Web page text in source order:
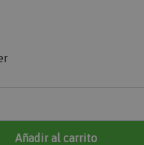
Añadir al carrito